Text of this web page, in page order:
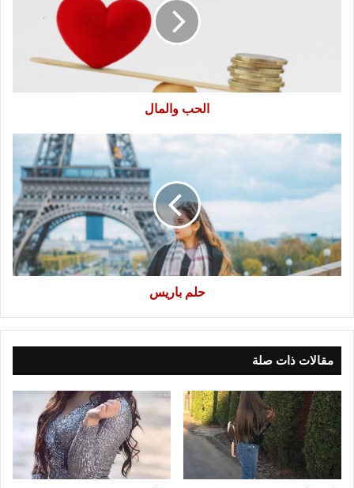
الحب والمال
حلم
باريس
حلم باريس
مقالات ذات صلة